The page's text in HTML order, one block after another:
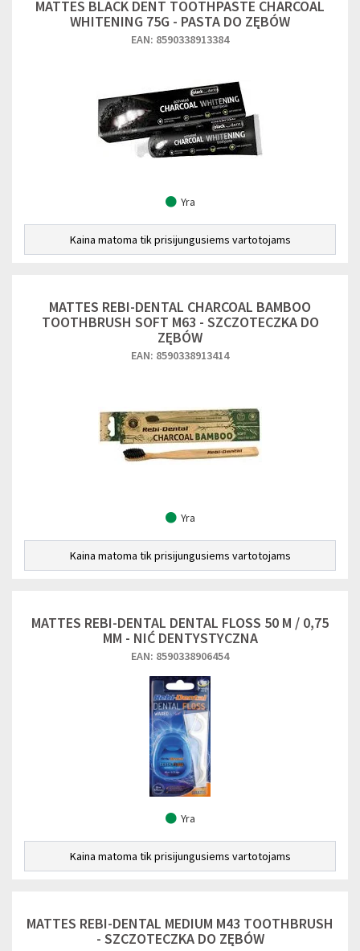
MATTES BLACK DENT TOOTHPASTE CHARCOAL
WHITENING 75G - PASTA DO ZĘBÓW
EAN: 8590338913384
Yra
Kaina matoma tik prisijungusiems vartotojams
MATTES REBI-DENTAL CHARCOAL BAMBOO
TOOTHBRUSH SOFT M63 - SZCZOTECZKA DO
ZĘBÓW
EAN: 8590338913414
Yra
Kaina matoma tik prisijungusiems vartotojams
MATTES REBI-DENTAL DENTAL FLOSS 50 M / 0,75
MM - NIĆ DENTYSTYCZNA
EAN: 8590338906454
Yra
Kaina matoma tik prisijungusiems vartotojams
MATTES REBI-DENTAL MEDIUM M43 TOOTHBRUSH
- SZCZOTECZKA DO ZĘBÓW